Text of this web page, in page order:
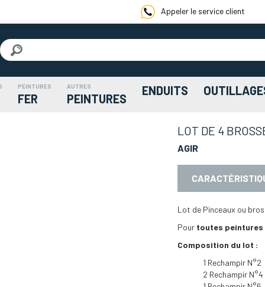
Appeler le service client
PEINTURES
FER
AUTRES
PEINTURES
ENDUITS
LOT DE 4
AGIR
Lot de Pinceaux ou
Pour toutes peintures
Composition du lot :
1 Rechampir N°2
2 Rechampir N°4